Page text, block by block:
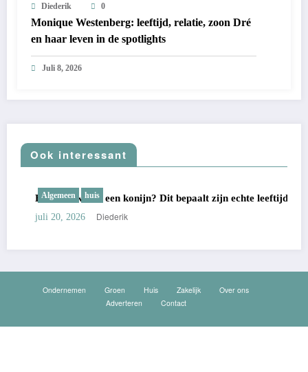
Diederik 0
Monique Westenberg: leeftijd, relatie, zoon Dré
en haar leven in de spotlights
Juli 8, 2026
Ook interessant
Algemeen huis
Hoe oud wordt een konijn? Dit bepaalt zijn echte leeftijd
juli 20, 2026 Diederik
Ondernemen Groen Huis Zakelijk
Over ons
Adverteren
Contact